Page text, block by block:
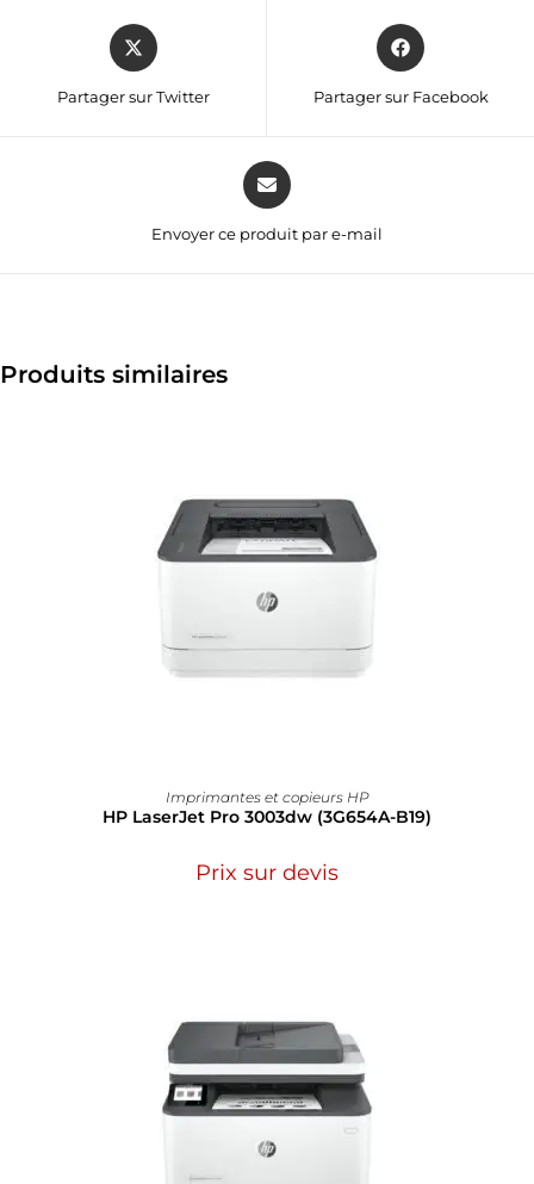
Partager sur Twitter Partager sur Facebook
Envoyer ce produit par e-mail
Produits similaires
Imprimantes et copieurs HP
HP LaserJet Pro 3003dw (3G654A-B19)
Prix sur devis